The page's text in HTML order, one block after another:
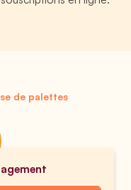
de palettes